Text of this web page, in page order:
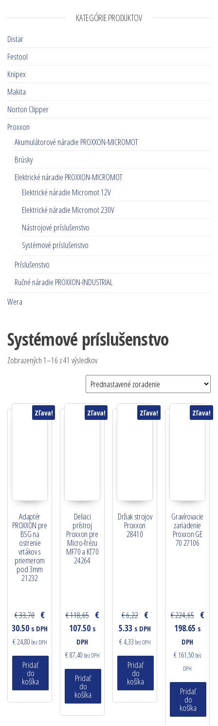
Systémové príslušenstvo
Zobrazených 1–16 z 41 výsledkov
Zľava!
Adaptér
PROXXON pre
BSG na
ostrenie
vrtákov s
priemerom
pod 3mm
21232
€ 33,70 €
30.50 s DPH
€ 24,80 bez DPH
Pridať
do
košíka
Zľava!
Deliaci
prístroj
Proxxon pre
Micro-frézu
MF70 a KT70
24264
€ 118,65 €
107.50 s
DPH
€ 87,40 bez DPH
Pridať
do
košíka
Zľava!
Držiak strojov
Proxxon
28410
€ 6,22 €
5.33 s DPH
€ 4,33 bez DPH
Pridať
do
košíka
Zľava!
Gravírovacie
zariadenie
Proxxon GE
70 27106
€ 224,65 €
198.65 s
DPH
€ 161,50 bez
DPH
Pridať
do
košíka
KATEGÓRIE PRODUKTOV
Distar
Festool
Knipex
Makita
Norton Clipper
Proxxon
Akumulátorové náradie PROXXON-MICROMOT
Brúsky
Elektrické náradie PROXXON-MICROMOT
Elektrické náradie Micromot 12V
Elektrické náradie Micromot 230V
Nástrojové príslušenstvo
Systémové príslušenstvo
Príslušenstvo
Ručné náradie PROXXON-INDUSTRIAL
Wera